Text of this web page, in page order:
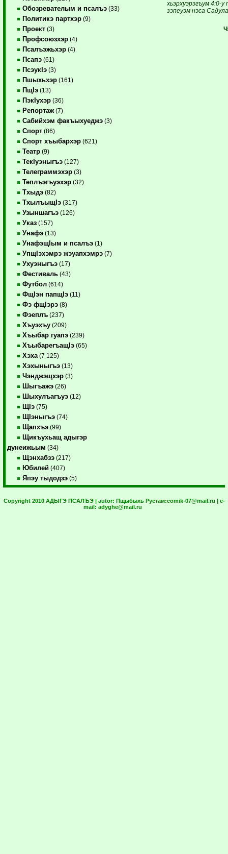
Обозревателым и псалъэ (33)
Политикэ партхэр (9)
Проект (3)
Профсоюзхэр (4)
Псалъэжьхэр (4)
Псапэ (61)
ПсэукIэ (3)
Пшыхьхэр (161)
ПщIэ (13)
ПэкIухэр (36)
Репортаж (7)
Сабийхэм факъыхуеджэ (3)
Спорт (86)
Спорт хъыбархэр (621)
Театр (9)
ТекIуэныгъэ (127)
Телеграммэхэр (3)
Теплъэгъуэхэр (32)
Тхыдэ (82)
ТхылъыщIэ (317)
Узыншагъэ (126)
Указ (157)
Унафэ (13)
УнафэщIым и псалъэ (1)
УпщIэхэмрэ жэуапхэмрэ (7)
Ухуэныгъэ (17)
Фестиваль (43)
Футбол (614)
ФщIэн папщIэ (11)
Фэ фщIэрэ (8)
Фэеплъ (237)
Хъуэхъу (209)
Хъыбар гуапэ (239)
ХъыбарегъащIэ (65)
Хэха (7 125)
Хэхыныгъэ (13)
Чэнджэщхэр (3)
Шыгъажэ (26)
Шыхулъагъуэ (12)
ЩIэ (75)
ЩIэныгъэ (74)
Щапхъэ (99)
Щикъухьащ адыгэр
дунеижьым (34)
Щэнхабзэ (217)
Юбилей (407)
Япэу тыдодзэ (5)
хьэрхуэрэгъум 4:0-у
зэпеуэм нэса
Copyright 2010 АДЫГЭ ПСАЛЪЭ | autor: Пщыбыхь Рустам:comik-07@mail.ru | e-
mail: adyghe@mail.ru